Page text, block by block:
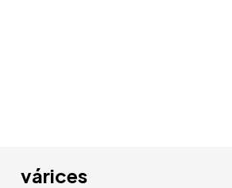
várices